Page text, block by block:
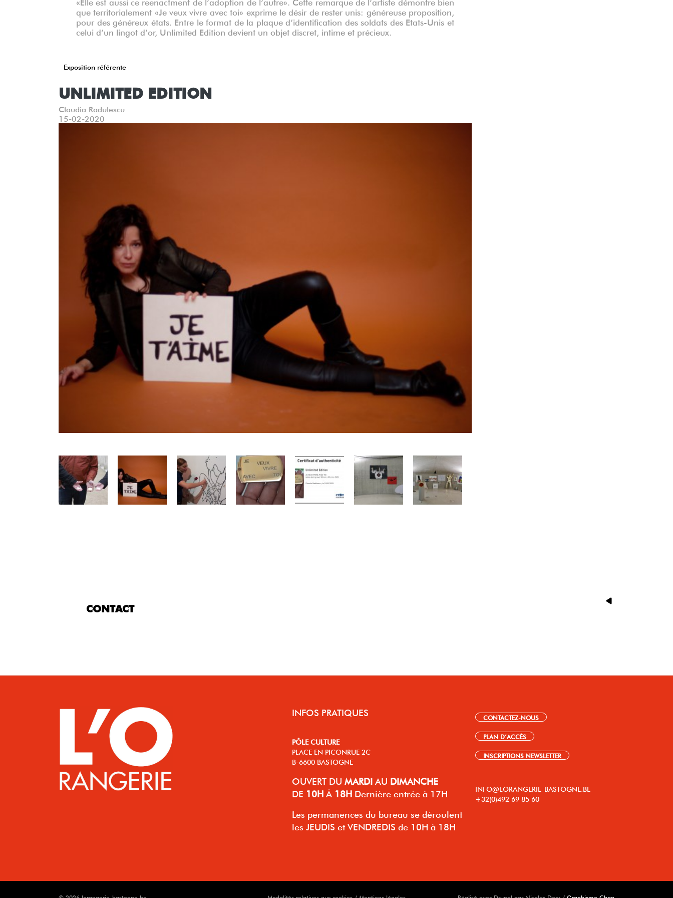
«Elle est aussi ce reenactment de l’adoption de l’autre». Cette remarque de l’artiste démontre bien
que territorialement «Je veux vivre avec toi» exprime le désir de rester unis: généreuse proposition,
pour des généreux états. Entre le format de la plaque d’identification des soldats des Etats-Unis et
celui d’un lingot d’or, Unlimited Edition devient un objet discret, intime et précieux.
Exposition référente
UNLIMITED EDITION
Claudia Radulescu
15-02-2020
Précédent
Précédent
CONTACT
INFOS PRATIQUES
PÔLE CULTURE
PLACE EN PICONRUE 2C
B-6600 BASTOGNE
OUVERT DU MARDI AU DIMANCHE
DE 10H À 18H Dernière entrée à 17H
Les permanences du bureau se déroulent
les JEUDIS et VENDREDIS de 10H à 18H
CONTACTEZ-NOUS
PLAN D’ACCÈS
INSCRIPTIONS NEWSLETTER
INFO@LORANGERIE-BASTOGNE.BE
+32(0)492 69 85 60
© 2026 lorangerie-bastogne.be Modalités relatives aux cookies / Mentions légales Réalisé avec Drupal par Nicolas Dory / Graphisme Chan